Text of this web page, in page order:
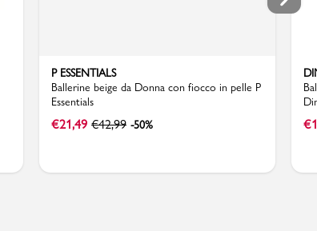
P ESSENTIALS
Ballerine beige da Donna con fiocco in pelle P
Essentials
€21,49 €42,99 -50% €